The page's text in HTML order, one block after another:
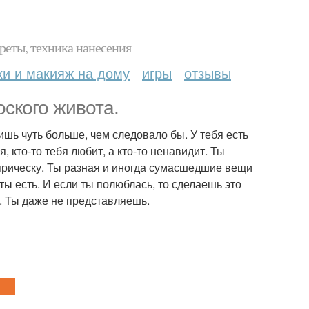
техника нанесения
и макияж на дому игры отзывы
живота.
чуть больше, чем следовало бы. У тебя есть
то тебя любит, а кто-то ненавидит. Ты
Ты разная и иногда сумасшедшие вещи
есть. И если ты полюблась, то сделаешь это
Ты даже не представляешь.